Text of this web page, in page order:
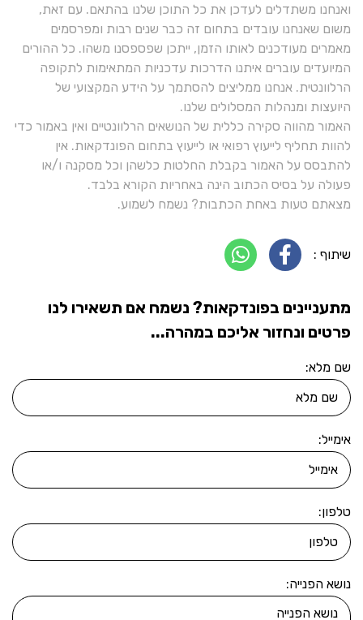
ואנחנו משתדלים לעדכן את כל התוכן שלנו בהתאם. עם זאת,
משום שאנחנו עובדים בתחום זה כבר שנים רבות ומפרסמים
מאמרים מעודכנים לאותו הזמן, ייתכן שפספסנו משהו. כל ההורים
המיועדים עוברים איתנו הדרכות עדכניות המתאימות לתקופה
הרלוונטית. אנחנו ממליצים להסתמך על הידע המקצועי של
היועצות ומנהלות המסלולים שלנו.
האמור מהווה סקירה כללית של הנושאים הרלוונטיים ואין באמור כדי
להוות תחליף לייעוץ רפואי או לייעוץ בתחום הפונדקאות. אין
להתבסס על האמור בקבלת החלטות כלשהן וכל מסקנה ו/או
פעולה על בסיס הכתוב הינה באחריות הקורא בלבד.
מצאתם טעות באחת הכתבות? נשמח לשמוע.
שיתוף :
מתעניינים בפונדקאות? נשמח אם תשאירו לנו
פרטים ונחזור אליכם במהרה...
שם מלא:
אימייל:
טלפון:
נושא הפנייה: